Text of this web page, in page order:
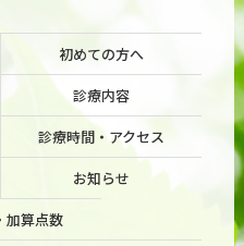
初めての方へ
診療内容
診療時間・アクセス
お知らせ
加算点数